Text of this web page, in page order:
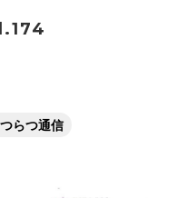
らつ通信